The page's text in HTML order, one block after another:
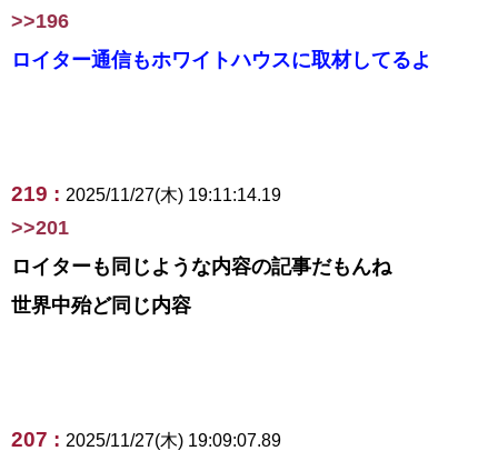
>>196
ロイター通信もホワイトハウスに取材してるよ
219 : 2025/11/27(木) 19:11:14.19
>>201
ロイターも同じような内容の記事だもんね
世界中殆ど同じ内容
207 : 2025/11/27(木) 19:09:07.89